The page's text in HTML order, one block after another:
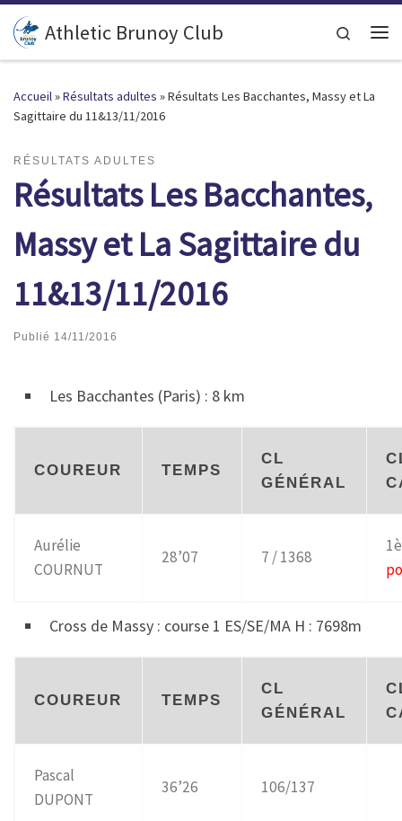
Passer au contenu
Athletic Brunoy Club Search
Accueil»Résultats adultes »Résultats Les Bacchantes, Massy et La
Sagittaire du 11&13/11/2016
RÉSULTATS ADULTES
Résultats Les Bacchantes,
Massy et La Sagittaire du
11&13/11/2016
Publié 14/11/2016
Les Bacchantes (Paris) : 8 km
COUREUR TEMPS
CL
GÉNÉRAL
Aurélie
COURNUT
28’07 7 / 1368
Cross de Massy : course 1 ES/SE/MA H : 7698m
COUREUR TEMPS
CL
GÉNÉRAL
Pascal
DUPONT
36’26 106/137